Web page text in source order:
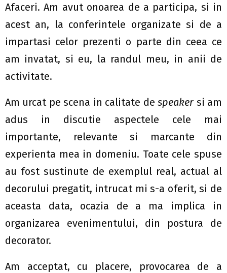
Afaceri. Am avut onoarea de a participa, si in
acest an, la conferintele organizate si de a
impartasi celor prezenti o parte din ceea ce
am invatat, si eu, la randul meu, in anii de
activitate.
Am urcat pe scena in calitate despeaker si am
adus in discutie aspectele cele mai
importante, relevante si marcante din
experienta mea in domeniu. Toate cele spuse
au fost sustinute de exemplul real, actual al
decorului pregatit, intrucat mi s-a oferit, si de
aceasta data, ocazia de a ma implica in
organizarea evenimentului, din postura de
decorator.
Am acceptat, cu placere, provocarea de a